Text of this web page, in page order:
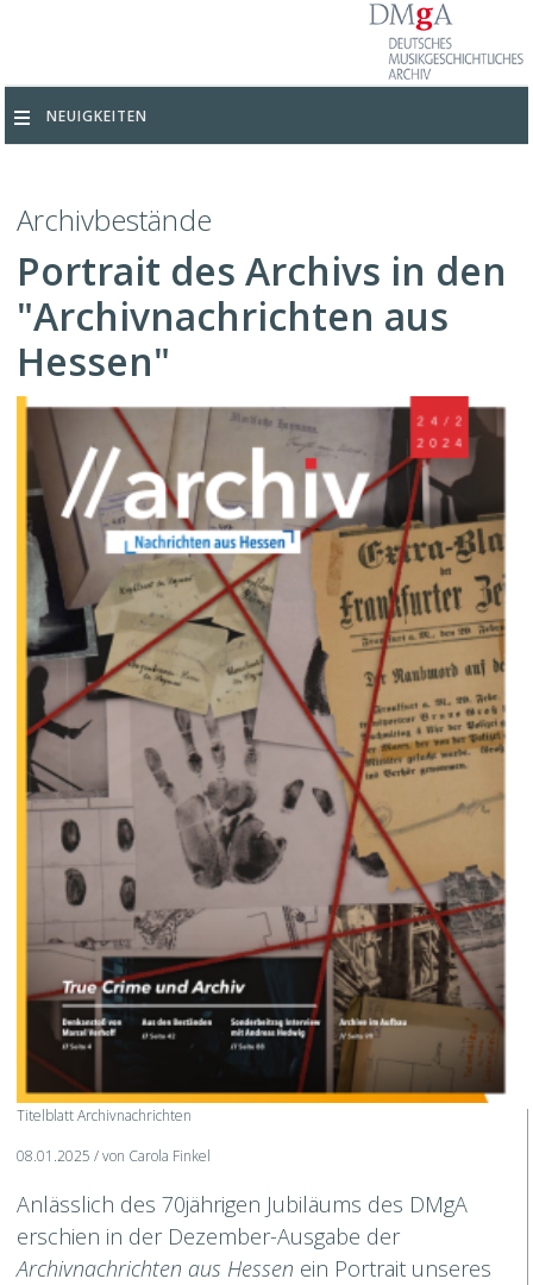
NEUIGKEITEN
Archivbestände
Portrait des Archivs in den
"Archivnachrichten aus
Hessen"
Titelblatt Archivnachrichten
08.01.2025 / von Carola Finkel
Anlässlich des 70jährigen Jubiläums des DMgA
erschien in der Dezember-Ausgabe der
Archivnachrichten aus Hessen ein Portrait unseres